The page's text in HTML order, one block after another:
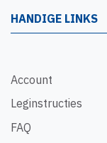
HANDIGE LINKS
Account
Leginstructies
FAQ